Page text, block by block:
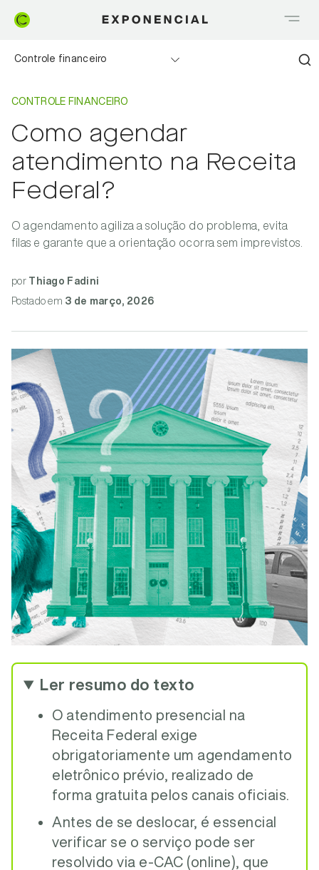
Controle financeiro
Realizando sonhos
Saia do Vermelho
Meu negócio
Home Controle Financeiro
CONTROLE FINANCEIRO
Como agendar
atendimento na Receita
Federal?
O agendamento agiliza a solução do problema, evita
filas e garante que a orientação ocorra sem imprevistos.
por Thiago Fadini
Postado em 3 de março, 2026
Ler resumo do texto
O atendimento presencial na
Receita Federal exige
obrigatoriamente um agendamento
eletrônico prévio, realizado de
forma gratuita pelos canais oficiais.
Antes de se deslocar, é essencial
verificar se o serviço pode ser
resolvido via e-CAC (online), que